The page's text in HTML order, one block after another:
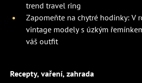
trend travel ring
Zapomeňte na chytré hodinky: V
vintage modely s úzkým
váš outfit
Recepty, vaření, zahrada